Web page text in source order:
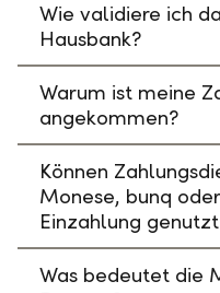
Wie validiere ich
Hausbank?
Warum ist meine
angekommen?
Können
Monese, bunq
Einzahlung
Was bedeutet die